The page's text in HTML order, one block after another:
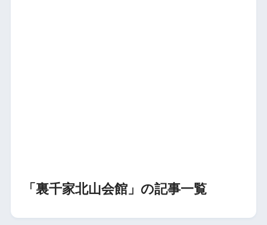
「裏千家北山会館」の記事一覧